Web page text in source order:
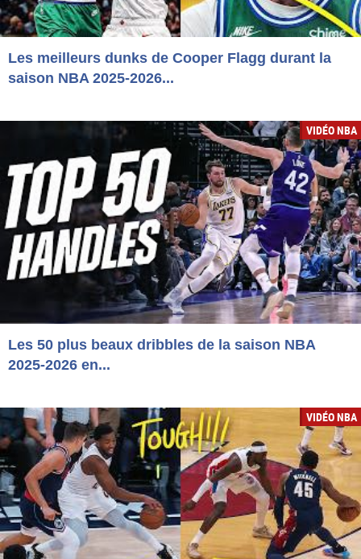
Les meilleurs dunks de Cooper Flagg durant la
saison NBA 2025-2026...
VIDÉO NBA
Les 50 plus beaux dribbles de la saison NBA
2025-2026 en...
VIDÉO NBA